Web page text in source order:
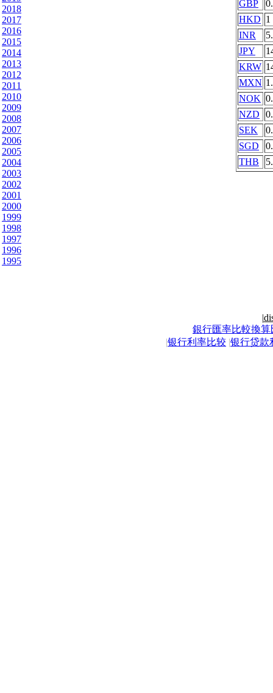
2018
2017
2016
2015
2014
2013
2012
2011
2010
2009
2008
2007
2006
2005
2004
2003
2002
2001
2000
1999
1998
1997
1996
1995
GBP
HKD 1
INR
JPY
KRW
MXN
NOK
NZD
SEK
SGD
THB
|
銀行匯率比較換算
|银行利率比较 |银行贷款